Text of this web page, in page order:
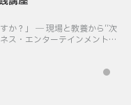
か？」 ― 現場と教養から“次
ス・エンターテインメントな